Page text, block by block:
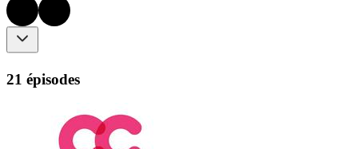
21 épisodes